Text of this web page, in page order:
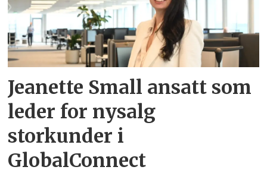
Jeanette Small ansatt som
leder for nysalg
storkunder i
GlobalConnect